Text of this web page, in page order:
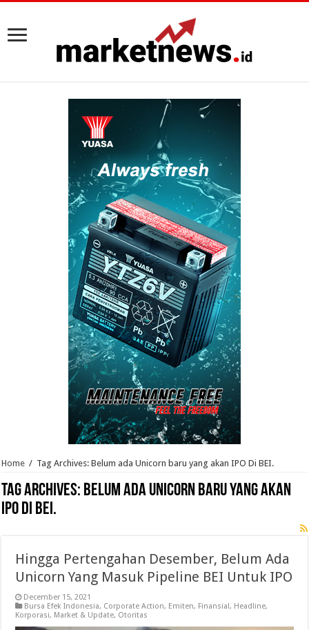
Home / Tag Archives: Belum ada Unicorn baru yang akan IPO Di BEI.
Tag Archives: Belum ada Unicorn baru yang akan
IPO Di BEI.
Hingga Pertengahan Desember, Belum Ada
Unicorn Yang Masuk Pipeline BEI Untuk IPO
December 15, 2021
Bursa Efek Indonesia, Corporate Action, Emiten, Finansial, Headline,
Korporasi, Market & Update, Otoritas